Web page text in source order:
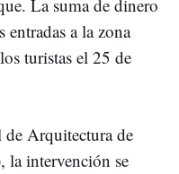
La suma de dinero
entradas a la zona
turistas el 25 de
Arquitectura de
la intervención se